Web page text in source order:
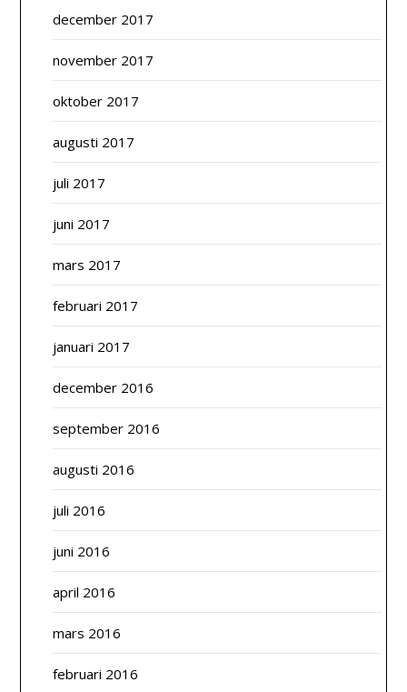
december 2017
november 2017
oktober 2017
augusti 2017
juli 2017
juni 2017
mars 2017
februari 2017
januari 2017
december 2016
september 2016
augusti 2016
juli 2016
juni 2016
april 2016
mars 2016
februari 2016